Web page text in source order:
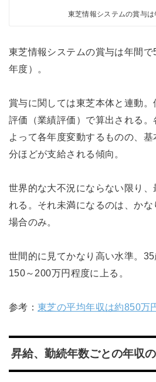
東芝情報システムの賞与
東芝情報システムの賞与は年間
年度）。
賞与に関しては東芝本体と連動
評価（業績評価）で算出される
よって各年度変動するものの、
分ほどが支給される傾向。
世界的な大不況にならない限り
れる。それ未満になるのは、か
場合のみ。
世間的に見てかなり高い水準。
150～200万円程度に上る。
参考：東芝の平均年収は約850万
昇給、勤続年数ごとの年収